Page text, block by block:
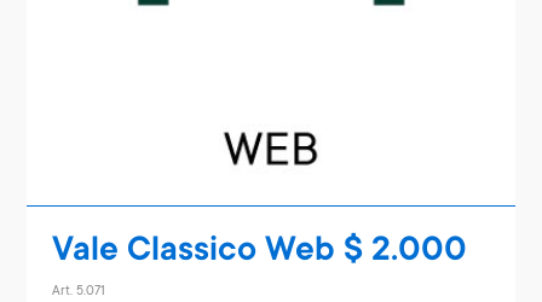
Vale Classico Web $ 2.000
Art. 5.071